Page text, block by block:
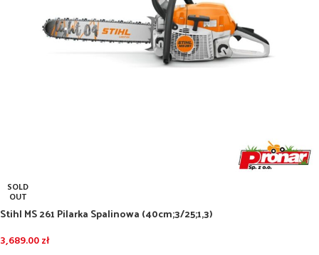
SOLD
OUT
Stihl MS 261 Pilarka Spalinowa (40cm;3/25;1,3)
3,689.00zł